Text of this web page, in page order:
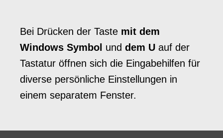
Bei Drücken der Taste mit dem
Windows Symbol und dem U auf der
Tastatur öffnen sich die Eingabehilfen für
diverse persönliche Einstellungen in
einem separatem Fenster.